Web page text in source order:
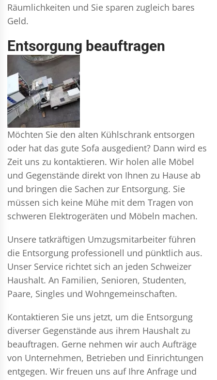
Räumlichkeiten und Sie sparen zugleich bares
Geld.
Entsorgung beauftragen
Möchten Sie den alten Kühlschrank entsorgen
oder hat das gute Sofa ausgedient? Dann wird es
Zeit uns zu kontaktieren. Wir holen alle Möbel
und Gegenstände direkt von Ihnen zu Hause ab
und bringen die Sachen zur Entsorgung. Sie
müssen sich keine Mühe mit dem Tragen von
schweren Elektrogeräten und Möbeln machen.
Unsere tatkräftigen Umzugsmitarbeiter führen
die Entsorgung professionell und pünktlich aus.
Unser Service richtet sich an jeden Schweizer
Haushalt. An Familien, Senioren, Studenten,
Paare, Singles und Wohngemeinschaften.
Kontaktieren Sie uns jetzt, um die Entsorgung
diverser Gegenstände aus ihrem Haushalt zu
beauftragen. Gerne nehmen wir auch Aufträge
von Unternehmen, Betrieben und Einrichtungen
entgegen. Wir freuen uns auf Ihre Anfrage und